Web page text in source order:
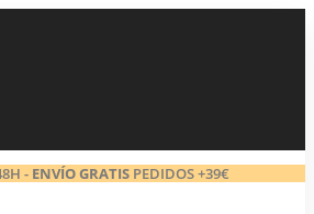
- ENVÍO GRATISPEDIDOS +39€